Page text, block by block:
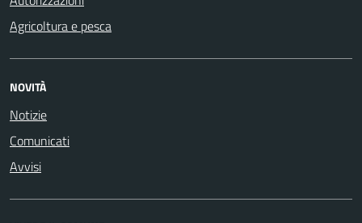
Agricoltura e pesca
NOVITÀ
Notizie
Comunicati
Avvisi